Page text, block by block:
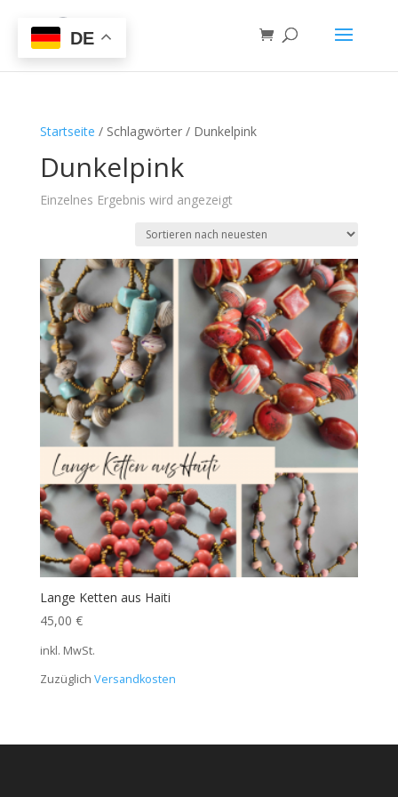
Startseite / Schlagwörter / Dunkelpink
Dunkelpink
Einzelnes Ergebnis wird angezeigt
Lange Ketten aus Haiti
45,00 €
inkl. MwSt.
Zuzüglich Versandkosten
DE